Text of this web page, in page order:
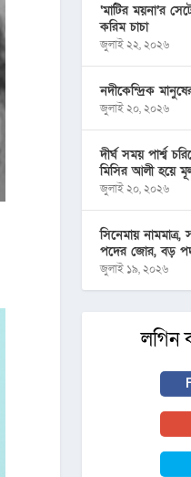
‘মাটির ময়না’র
করিম চাচা
জুলাই ২২, ২০২৬
নদীকেন্দ্রিক
জুলাই ২০, ২০২৬
দীর্ঘ সময় পার্শ্ব
মিসির আলী হয়ে
জুলাই ২০, ২০২৬
সিনেমায়
পদের জোর, বড়
জুলাই ১৯, ২০২৬
লগিন